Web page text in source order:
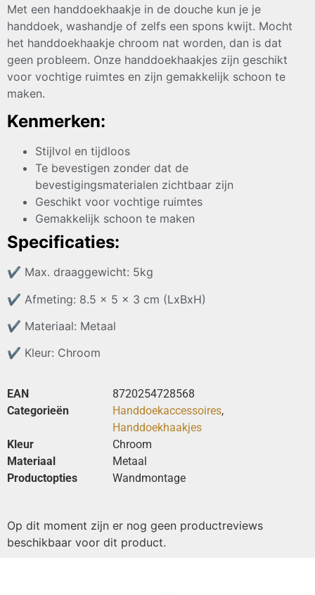
Met een handdoekhaakje in de douche kun je je
handdoek, washandje of zelfs een spons kwijt. Mocht
het handdoekhaakje chroom nat worden, dan is dat
geen probleem. Onze handdoekhaakjes zijn geschikt
voor vochtige ruimtes en zijn gemakkelijk schoon te
maken.
Kenmerken:
Stijlvol en tijdloos
Te bevestigen zonder dat de
bevestigingsmaterialen zichtbaar zijn
Geschikt voor vochtige ruimtes
Gemakkelijk schoon te maken
Specificaties:
✔ Max. draaggewicht: 5kg
✔ Afmeting: 8.5 x 5 x 3 cm (LxBxH)
✔ Materiaal: Metaal
✔ Kleur: Chroom
EAN
8720254728568
Categorieën
Handdoekaccessoires,
Handdoekhaakjes
Kleur
Chroom
Materiaal
Metaal
Productopties
Wandmontage
Op dit moment zijn er nog geen productreviews
beschikbaar voor dit product.